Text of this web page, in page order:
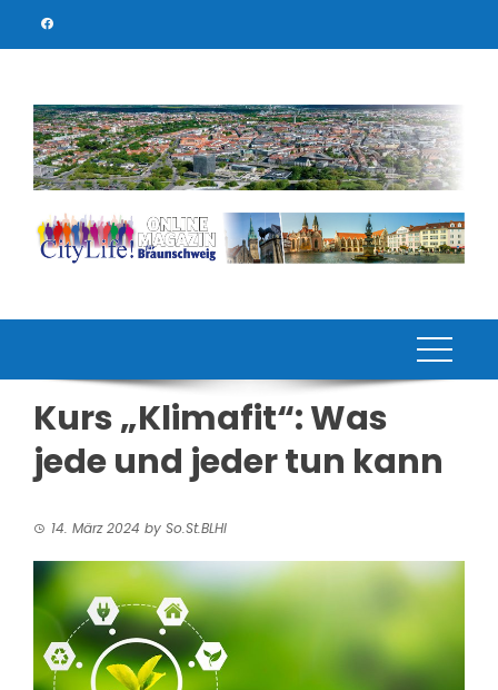
Kurs „Klimafit“: Was
jede und jeder tun kann
14. März 2024 by So.St.BLHI